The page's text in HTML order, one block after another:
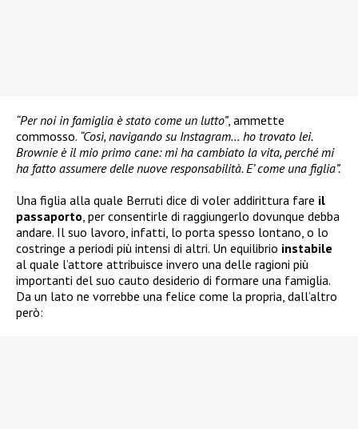
“Per noi in famiglia è stato come un lutto”, ammette
commosso. “Così, navigando su Instagram… ho trovato lei.
Brownie è il mio primo cane: mi ha cambiato la vita, perché mi
ha fatto assumere delle nuove responsabilità. E’ come una figlia”.
Una figlia alla quale Berruti dice di voler addirittura fare il
passaporto , per consentirle di raggiungerlo dovunque debba
andare. Il suo lavoro, infatti, lo porta spesso lontano, o lo
costringe a periodi più intensi di altri. Un equilibrio instabile
al quale l’attore attribuisce invero una delle ragioni più
importanti del suo cauto desiderio di formare una famiglia.
Da un lato ne vorrebbe una felice come la propria, dall’altro
però: